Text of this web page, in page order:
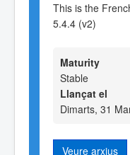
This is the
5.4.4 (v2)
Maturity
Stable
Llançat el
Dimarts, 31
Veure arxius